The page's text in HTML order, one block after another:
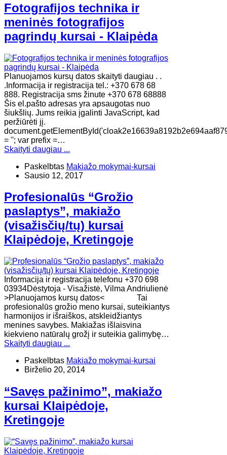
Fotografijos technika ir
meninės fotografijos
pagrindų kursai - Klaipėda
Planuojamos kursų datos skaityti daugiau . .
.Informacija ir registracija tel.: +370 678 68
888. Registracija sms žinute +370 678 68888
Šis el.pašto adresas yra apsaugotas nuo
šiukšlių. Jums reikia įgalinti JavaScript, kad
peržiūrėti jį.
= ''; var prefix =…
Skaityti daugiau ...
Paskelbtas Makiažo mokymai-kursai
Sausio 12, 2017
Profesionalūs “Grožio
paslaptys”, makiažo
(visažisčių/tų) kursai
Klaipėdoje, Kretingoje
Informacija ir registracija telefonu +370 698
03934Dėstytoja - Visažistė, Vilma Andriulienė
>Planuojamos kursų datos< Tai
profesionalūs grožio meno kursai, suteikiantys
harmonijos ir išraiškos, atskleidžiantys
menines savybes. Makiažas išlaisvina
kiekvieno natūralų grožį ir suteikia galimybę…
Skaityti daugiau ...
Paskelbtas Makiažo mokymai-kursai
Birželio 20, 2014
“Savęs pažinimo”, makiažo
kursai Klaipėdoje,
Kretingoje